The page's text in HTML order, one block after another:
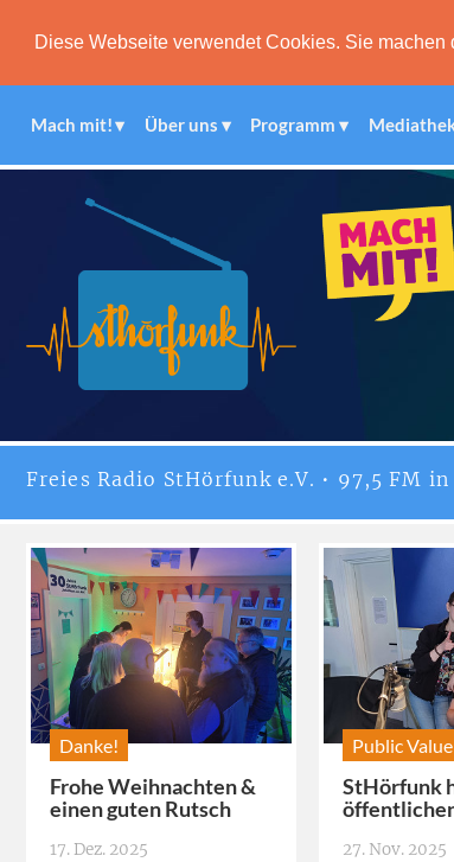
Diese Webseite verwendet Cookies. Sie
Mach mit! Über uns Programm
Freies Radio StHörfunke.V. • 97,5 FM
Danke!
Frohe Weihnachten &
einen guten Rutsch
17. Dez. 2025
Public Value
StHörfunk
27. Nov. 2025